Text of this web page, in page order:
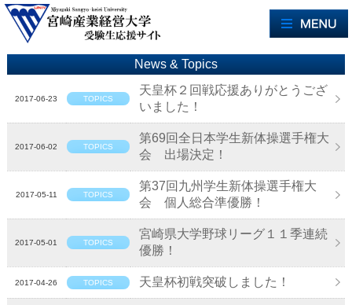
News & Topics
2017-06-23 TOPICS
天皇杯２回戦応援ありがとうござ
いました！
2017-06-02 TOPICS
第69回全日本学生新体操選手権大
会 出場決定！
2017-05-11 TOPICS
第37回九州学生新体操選手権大
会 個人総合準優勝！
2017-05-01 TOPICS
宮崎県大学野球リーグ１１季連続
優勝！
2017-04-26 TOPICS 天皇杯初戦突破しました！